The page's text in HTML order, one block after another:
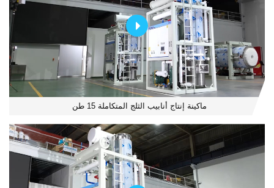
ماكينة إنتاج أنابيب الثلج المتكاملة 15 طن